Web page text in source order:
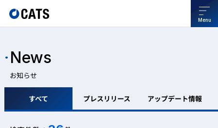
Menu
News
お知らせ
すべて プレスリリース アップデート情報